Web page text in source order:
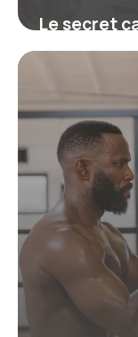
Le secret
ceinture
19 juin 2026